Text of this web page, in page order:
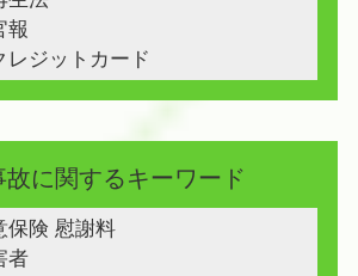
報
レジットカード
故に関するキーワード
保険 慰謝料
者